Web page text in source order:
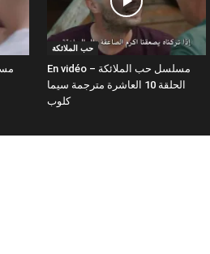
حب الملائكة
En vidéo – مسلسل حب الملائكة
الحلقة 10 العاشرة مترجمة سيما
كلوب